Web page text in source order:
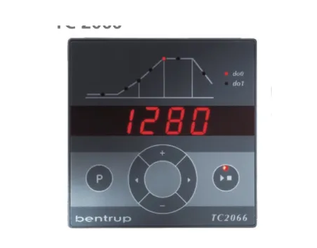
Informatie